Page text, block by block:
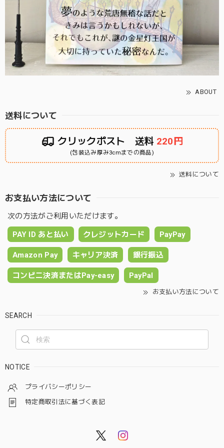
ABOUT
送料について
クリックポスト 送料 220円
(包装込み厚み3cmまでの商品)
送料について
お支払い方法について
次の方法がご利用いただけます。
PAY ID あと払い クレジットカード PayPay
Amazon Pay キャリア決済 銀行振込
コンビニ決済またはPay-easy PayPal
お支払い方法について
SEARCH
NOTICE
プライバシーポリシー
特定商取引法に基づく表記